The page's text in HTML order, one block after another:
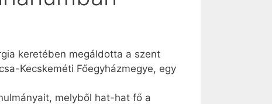
keretében megáldotta a szent
Kecskeméti Főegyházmegye, egy
melyből hat-hat fő a